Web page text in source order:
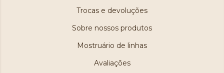
Trocas e devoluções
Sobre nossos produtos
Mostruário de linhas
Avaliações